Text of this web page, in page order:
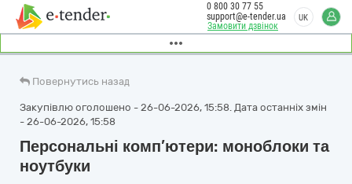
Замовити дзвінок
0 800 30 77 55
support@e-tender.ua
UK
Повернутись назад
Закупівлю оголошено - 26-06-2026, 15:58. Дата останніх змін
- 26-06-2026, 15:58
Персональні комп’ютери: моноблоки та
ноутбуки